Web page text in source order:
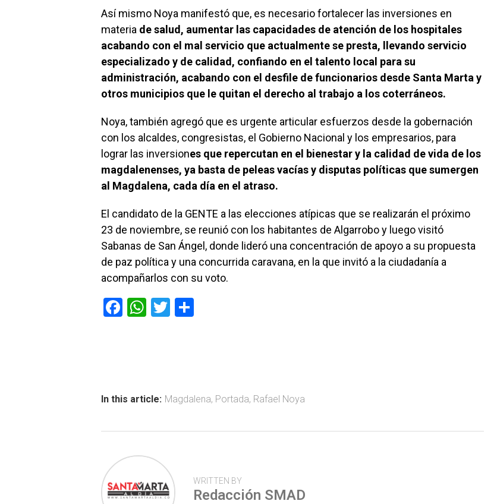
Así mismo Noya manifestó que, es necesario fortalecer las inversiones en
materia de salud, aumentar las capacidades de atención de los hospitales
acabando con el mal servicio que actualmente se presta, llevando servicio
especializado y de calidad, confiando en el talento local para su
administración, acabando con el desfile de funcionarios desde Santa Marta y
otros municipios que le quitan el derecho al trabajo a los coterráneos.
Noya, también agregó que es urgente articular esfuerzos desde la gobernación
con los alcaldes, congresistas, el Gobierno Nacional y los empresarios, para
lograr las inversiones que repercutan en el bienestar y la calidad de vida de los
magdalenenses, ya basta de peleas vacías y disputas políticas que sumergen
al Magdalena, cada día en el atraso.
El candidato de la GENTE a las elecciones atípicas que se realizarán el próximo
23 de noviembre, se reunió con los habitantes de Algarrobo y luego visitó
Sabanas de San Ángel, donde lideró una concentración de apoyo a su propuesta
de paz política y una concurrida caravana, en la que invitó a la ciudadanía a
acompañarlos con su voto.
F
ok
W
p
T
tir
In this article: Magdalena, Portada, Rafael Noya
WRITTEN BY
Redacción SMAD